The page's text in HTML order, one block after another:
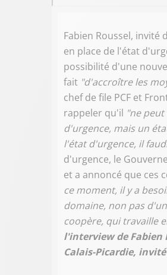
Fabien Roussel, invité
en place de l'état
possibilité d'une
fait "d'accroître les
chef de file PCF et
rappeler qu'il "ne
d'urgence, mais un
l'état d'urgence, il
d'urgence, le
et a annoncé que ces
ce moment, il y a
domaine, non pas
coopère, qui travaille
l'interview de Fabien
Calais-Picardie,